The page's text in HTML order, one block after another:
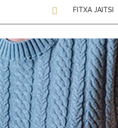
FITXA JAITSI